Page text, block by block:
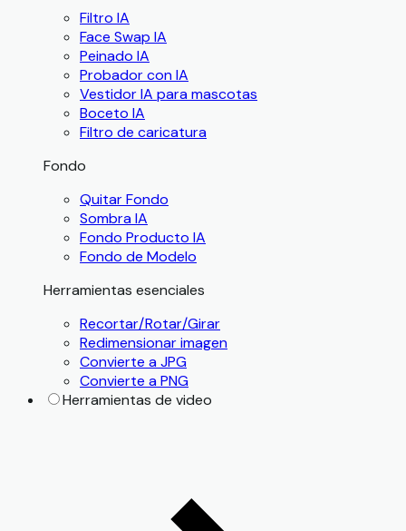
Filtro IA
Face Swap IA
Peinado IA
Probador con IA
Vestidor IA para mascotas
Boceto IA
Filtro de caricatura
Fondo
Quitar Fondo
Sombra IA
Fondo Producto IA
Fondo de Modelo
Herramientas esenciales
Recortar/Rotar/Girar
Redimensionar imagen
Convierte a JPG
Convierte a PNG
Herramientas de video